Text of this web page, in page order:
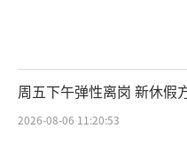
周五下午弹性离岗 新休假
2026-08-06 11:20:53